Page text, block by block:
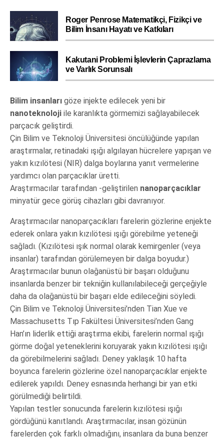
Roger Penrose Matematikçi, Fizikçi ve
Bilim İnsanı Hayatı ve Katkıları
Kakutani Problemi İşlevlerin Çaprazlama
ve Varlık Sorunsalı
Bilim insanları göze injekte edilecek yeni bir
nanoteknoloji ile karanlıkta görmemizi sağlayabilecek
parçacık geliştirdi.
Çin Bilim ve Teknoloji Üniversitesi öncülüğünde yapılan
araştırmalar, retinadaki ışığı algılayan hücrelere yapışan ve
yakın kızılötesi (NIR) dalga boylarına yanıt vermelerine
yardımcı olan parçacıklar üretti.
Araştırmacılar tarafından -geliştirilen nanoparçacıklar
minyatür gece görüş cihazları gibi davranıyor.
Araştırmacılar nanoparçacıkları farelerin gözlerine enjekte
ederek onlara yakın kızılötesi ışığı görebilme yeteneği
sağladı. (Kızılötesi ışık normal olarak kemirgenler (veya
insanlar) tarafından görülemeyen bir dalga boyudur.)
Araştırmacılar bunun olağanüstü bir başarı olduğunu
insanlarda benzer bir tekniğin kullanılabileceği gerçeğiyle
daha da olağanüstü bir başarı elde edileceğini söyledi.
Çin Bilim ve Teknoloji Üniversitesi’nden Tian Xue ve
Massachusetts Tıp Fakültesi Üniversitesi’nden Gang
Han’ın liderlik ettiği araştırma ekibi, farelerin normal ışığı
görme doğal yeteneklerini koruyarak yakın kızılötesi ışığı
da görebilmelerini sağladı. Deney yaklaşık 10 hafta
boyunca farelerin gözlerine özel nanoparçacıklar enjekte
edilerek yapıldı. Deney esnasında herhangi bir yan etki
görülmediği belirtildi.
Yapılan testler sonucunda farelerin kızılötesi ışığı
gördüğünü kanıtlandı. Araştırmacılar, insan gözünün
farelerden çok farklı olmadığını, insanlara da buna benzer